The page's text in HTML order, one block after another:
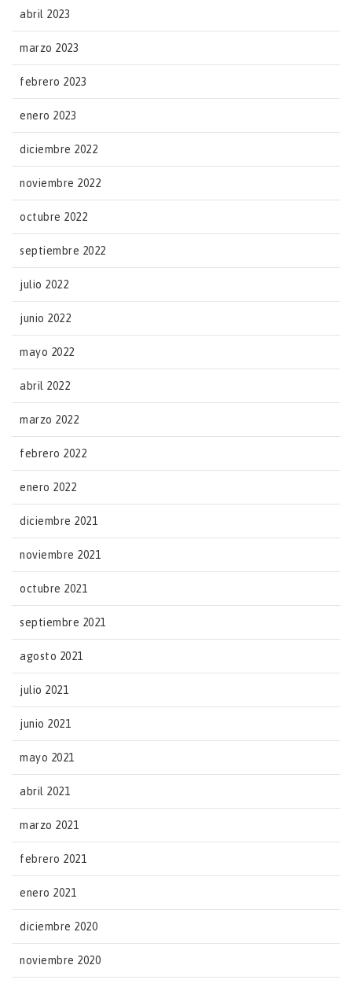
abril 2023
marzo 2023
febrero 2023
enero 2023
diciembre 2022
noviembre 2022
octubre 2022
septiembre 2022
julio 2022
junio 2022
mayo 2022
abril 2022
marzo 2022
febrero 2022
enero 2022
diciembre 2021
noviembre 2021
octubre 2021
septiembre 2021
agosto 2021
julio 2021
junio 2021
mayo 2021
abril 2021
marzo 2021
febrero 2021
enero 2021
diciembre 2020
noviembre 2020